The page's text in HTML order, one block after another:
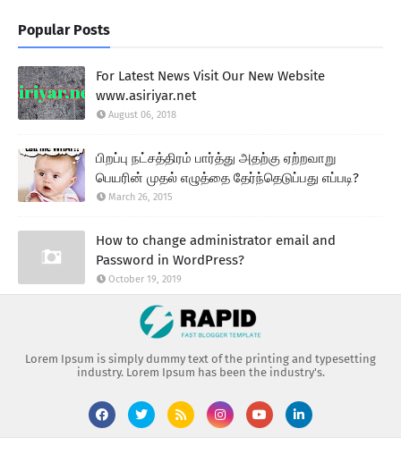
Popular Posts
For Latest News Visit Our New Website
www.asiriyar.net
August 06, 2018
பிறப்பு நட்சத்திரம் பார்த்து அதற்கு ஏற்றவாறு
பெயரின் முதல் எழுத்தை தேர்ந்தெடுப்பது எப்படி?
March 26, 2015
How to change administrator email and
Password in WordPress?
October 19, 2019
Lorem Ipsum is simply dummy text of the printing and typesetting
industry. Lorem Ipsum has been the industry's.